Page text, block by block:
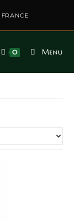
0 Menu